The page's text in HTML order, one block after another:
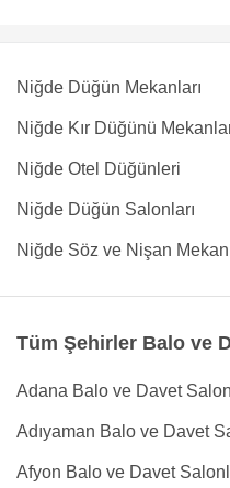
Niğde Düğün Mekanları
Niğde Kır Düğünü
Niğde Otel Düğünleri
Niğde Düğün Salonları
Niğde Söz ve Nişan
Tüm Şehirler Balo ve
Adana Balo ve Davet
Adıyaman Balo ve Davet
Afyon Balo ve Davet